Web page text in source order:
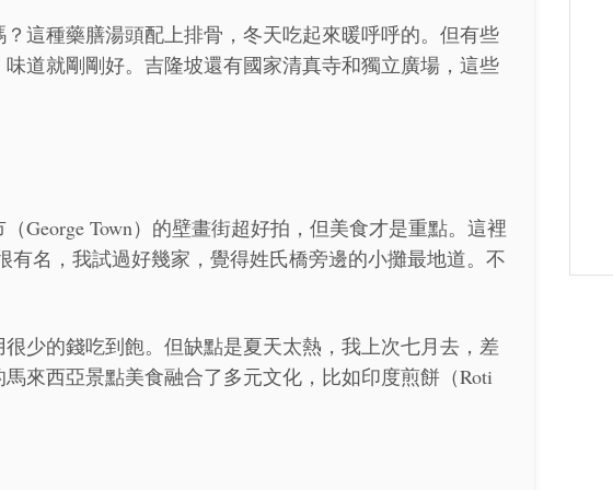
這種藥膳湯頭配上排骨，冬天吃起來暖呼呼的。但有些
道就剛剛好。吉隆坡還有國家清真寺和獨立廣場，這些
George Town）的壁畫街超好拍，但美食才是重點。這裡
有名，我試過好幾家，覺得姓氏橋旁邊的小攤最地道。不
少的錢吃到飽。但缺點是夏天太熱，我上次七月去，差
來西亞景點美食融合了多元文化，比如印度煎餅（Roti